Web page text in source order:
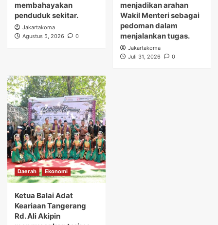
membahayakan
penduduk sekitar.
Jakartakoma
Agustus 5, 2026
0
menjadikan arahan
Wakil Menteri sebagai
pedoman dalam
menjalankan tugas.
Jakartakoma
Juli 31, 2026
0
Daerah Ekonomi
Ketua Balai Adat
Keariaan Tangerang
Rd. Ali Akipin